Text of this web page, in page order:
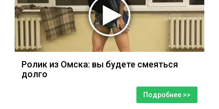
Ролик из Омска: вы будете смеяться
долго
Подробнее >>